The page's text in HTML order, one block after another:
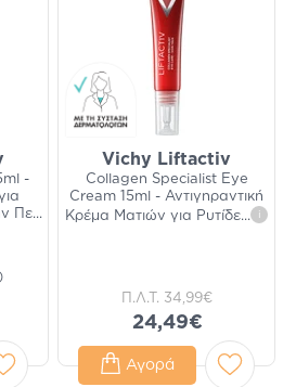
-
Πε...
Vichy Liftactiv
Collagen Specialist Eye
Cream 15ml - Αντιγηραντική
Κρέμα Ματιών για Ρυτίδε... i
Π.Λ.Τ. 34,99€
24,49€
Αγορά